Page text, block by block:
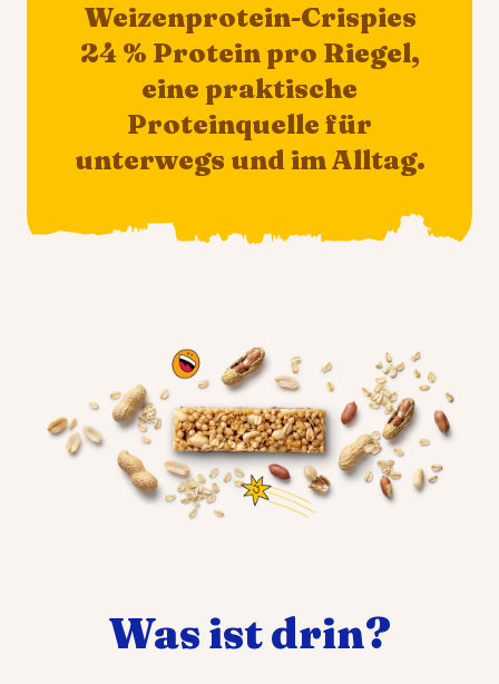
Weizenprotein-Crispies
24 % Protein pro Riegel,
eine praktische
Proteinquelle für
unterwegs und im Alltag.
Was ist drin?